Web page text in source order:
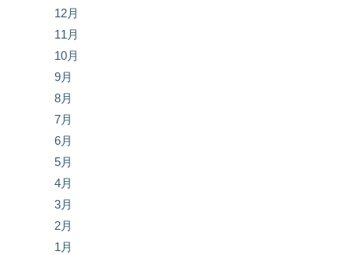
12月
11月
10月
9月
8月
7月
6月
5月
4月
3月
2月
1月